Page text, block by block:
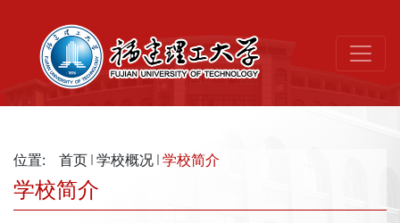
位置: 首页 学校概况 学校简介
学校简介